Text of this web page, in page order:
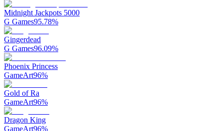
Midnight Jackpots 5000
G Games95.78%
Gingerdead
G Games96.09%
Phoenix Princess
GameArt96%
Gold of Ra
GameArt96%
Dragon King
GameArt96%